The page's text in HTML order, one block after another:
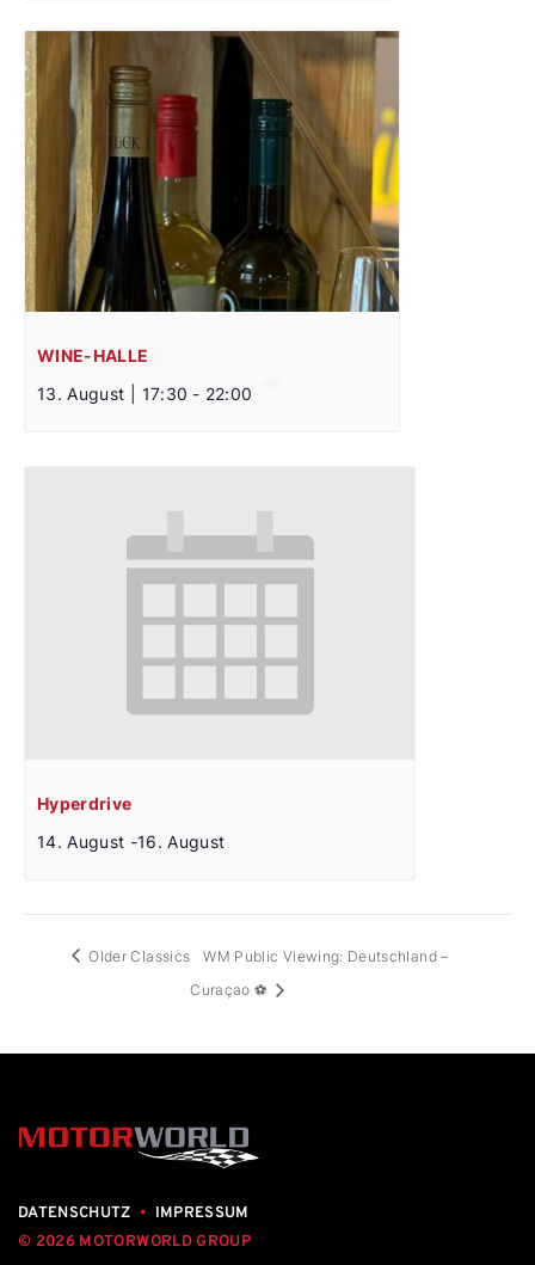
WINE-HALLE
13. August | 17:30 - 22:00
Hyperdrive
14. August -16. August
Older Classics
WM Public Viewing: Deutschland –
Curaçao ⚽
DATENSCHUTZ • IMPRESSUM
© 2026 MOTORWORLD GROUP